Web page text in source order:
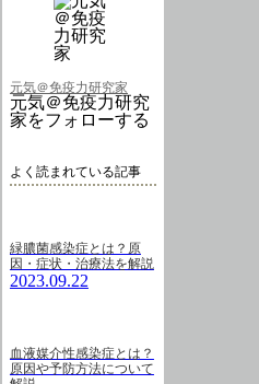
元気＠免疫力研究家
元気＠免疫力研究
家をフォローする
よく読まれている記事
緑膿菌感染症とは？原
因・症状・治療法を解説
2023.09.22
血液媒介性感染症とは？
原因や予防方法について